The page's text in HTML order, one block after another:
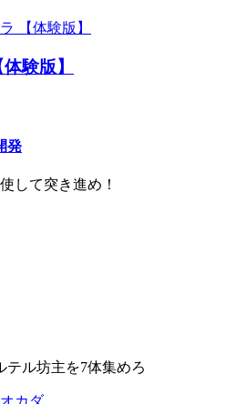
験版】
発
して突き進め！
テル坊主を7体集めろ